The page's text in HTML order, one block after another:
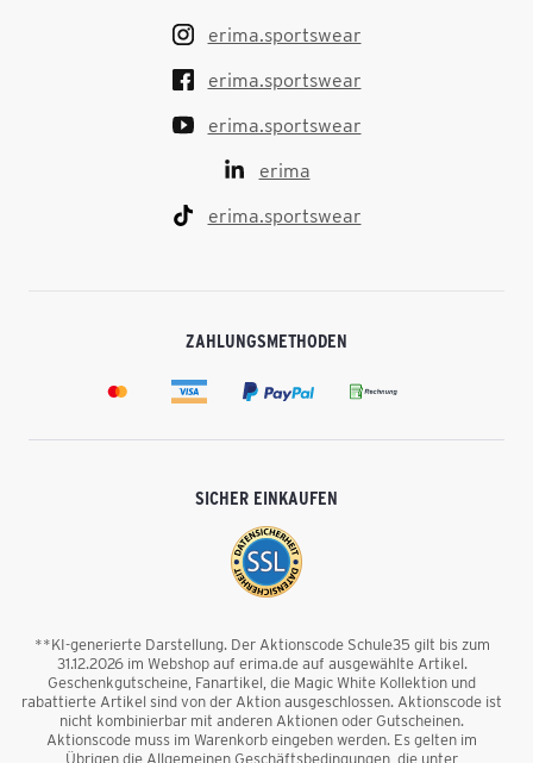
erima.sportswear
erima.sportswear
erima.sportswear
erima
erima.sportswear
ZAHLUNGSMETHODEN
SICHER EINKAUFEN
**KI-generierte Darstellung. Der Aktionscode Schule35 gilt bis zum
31.12.2026 im Webshop auf erima.de auf ausgewählte Artikel.
Geschenkgutscheine, Fanartikel, die Magic White Kollektion und
rabattierte Artikel sind von der Aktion ausgeschlossen. Aktionscode ist
nicht kombinierbar mit anderen Aktionen oder Gutscheinen.
Aktionscode muss im Warenkorb eingeben werden. Es gelten im
Übrigen die Allgemeinen Geschäftsbedingungen, die unter